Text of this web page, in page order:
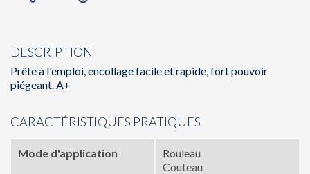
DESCRIPTION
Prête à l'emploi, encollage facile et rapide, fort pouvoir
piégeant. A+
CARACTÉRISTIQUES PRATIQUES
Mode d'application
Rouleau
Couteau